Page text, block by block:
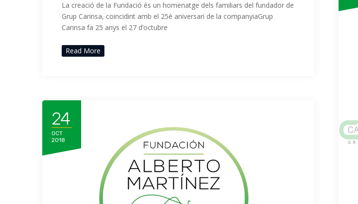
La creació de la Fundació és un homenatge dels familiars del fundador de
Grup Carinsa, coincidint amb el 25è aniversari de la companyiaGrup
Carinsa fa 25 anys el 27 d’octubre
Read More
24
OCT
2018